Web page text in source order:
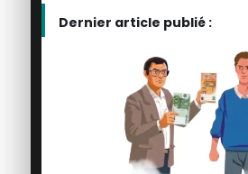
Dernier article publié :